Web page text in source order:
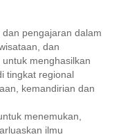
pengajaran dalam
dan
meng­hasil­kan
tingkat regional
kemandirian dan
menemukan,
ilmu